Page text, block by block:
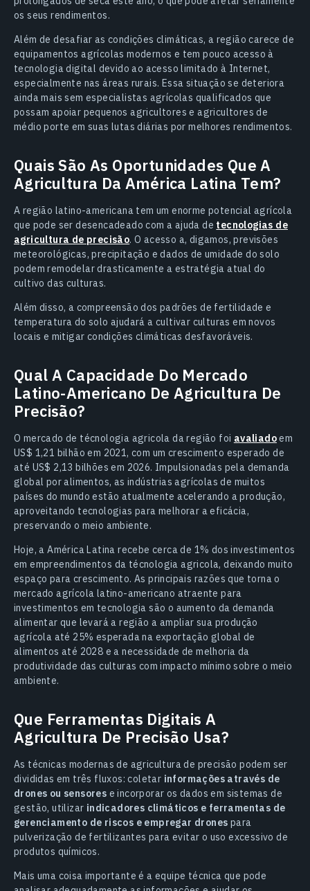
os seus rendimentos.
Além de desafiar as condições climáticas, a região carece de
equipamentos agrícolas modernos e tem pouco acesso à
tecnologia digital devido ao acesso limitado à Internet,
especialmente nas áreas rurais. Essa situação se deteriora
ainda mais sem especialistas agrícolas qualificados que
possam apoiar pequenos agricultores e agricultores de
médio porte em suas lutas diárias por melhores rendimentos.
Quais São As Oportunidades Que A
Agricultura Da América Latina Tem?
A região latino-americana tem um enorme potencial agrícola
que pode ser desencadeado com a ajuda de tecnologias de
agricultura de precisão. O acesso a, digamos, previsões
meteorológicas, precipitação e dados de umidade do solo
podem remodelar drasticamente a estratégia atual do
cultivo das culturas.
Além disso, a compreensão dos padrões de fertilidade e
temperatura do solo ajudará a cultivar culturas em novos
locais e mitigar condições climáticas desfavoráveis.
Qual A Capacidade Do Mercado
Latino-Americano De Agricultura De
Precisão?
O mercado de técnologia agricola da região foi avaliadoem
US$ 1,21 bilhão em 2021, com um crescimento esperado de
até US$ 2,13 bilhões em 2026. Impulsionadas pela demanda
global por alimentos, as indústrias agrícolas de muitos
países do mundo estão atualmente acelerando a produção,
aproveitando tecnologias para melhorar a eficácia,
preservando o meio ambiente.
Hoje, a América Latina recebe cerca de 1% dos investimentos
em empreendimentos da técnologia agricola, deixando muito
espaço para crescimento. As principais razões que torna o
mercado agrícola latino-americano atraente para
investimentos em tecnologia são o aumento da demanda
alimentar que levará a região a ampliar sua produção
agrícola até 25% esperada na exportação global de
alimentos até 2028 e a necessidade de melhoria da
produtividade das culturas com impacto mínimo sobre o meio
ambiente.
Que Ferramentas Digitais A
Agricultura De Precisão Usa?
As técnicas modernas de agricultura de precisão podem ser
divididas em três fluxos: coletar informações através de
drones ou sensores e incorporar os dados em sistemas de
gestão, utilizar indicadores climáticos e ferramentas de
gerenciamento de riscos e empregar drones para
pulverização de fertilizantes para evitar o uso excessivo de
produtos químicos.
Mais uma coisa importante é a equipe técnica que pode